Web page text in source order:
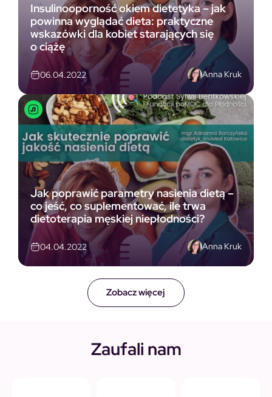
Zobacz więcej
Insulinooporność okiem dietetyka – jak
powinna wyglądać dieta: praktyczne
wskazówki dla kobiet starających się
o ciążę
06.04.2022 Anna Kruk
Jak poprawić parametry nasienia dietą –
co jeść, co suplementować, ile trwa
dietoterapia męskiej niepłodności?
04.04.2022 Anna Kruk
Zaufali nam